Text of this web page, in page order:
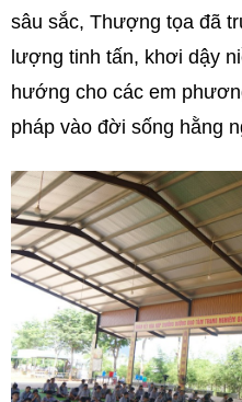
sâu sắc, Thượng tọa đã
lượng tinh tấn, khơi dậy
hướng cho các em
pháp vào đời sống hằng